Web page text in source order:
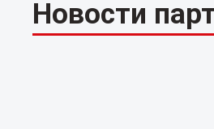
Новости